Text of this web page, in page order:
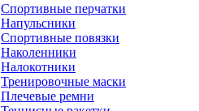
Спортивные перчатки
Напульсники
Спортивные повязки
Наколенники
Налокотники
Тренировочные маски
Плечевые ремни